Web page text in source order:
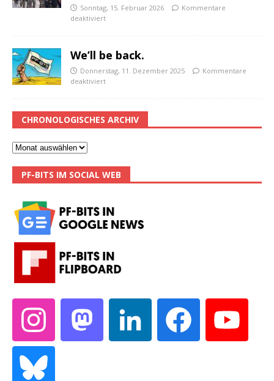
Sonntag, 15. Februar 2026
Kommentare
deaktiviert
We’ll be back.
Donnerstag, 11. Dezember 2025
Kommentare
deaktiviert
CHRONOLOGISCHES ARCHIV
PF-BITS IM SOCIAL WEB